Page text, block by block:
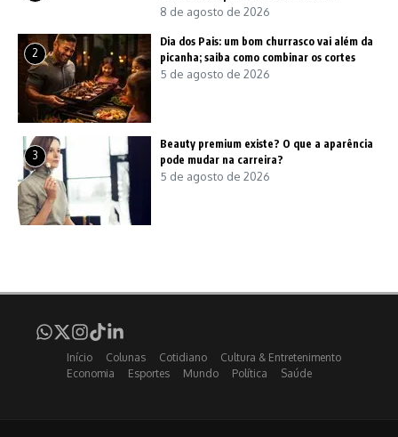
8 de agosto de 2026
2
Dia dos Pais: um bom churrasco vai além da
picanha; saiba como combinar os cortes
5 de agosto de 2026
3
Beauty premium existe? O que a aparência
pode mudar na carreira?
5 de agosto de 2026
Início Colunas Cotidiano
Cultura & Entretenimento
Economia
Esportes Mundo Política Saúde